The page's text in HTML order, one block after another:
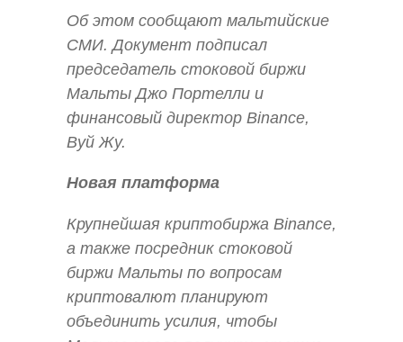
Об этом сообщают мальтийские
СМИ. Документ подписал
председатель стоковой биржи
Мальты Джо Портелли и
финансовый директор Binance,
Вуй Жу.
Новая платформа
Крупнейшая криптобиржа Binance,
а также посредник стоковой
биржи Мальты по вопросам
криптовалют планируют
объединить усилия, чтобы